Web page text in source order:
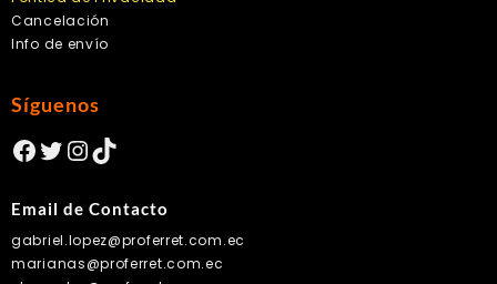
Cancelación
Info de envío
Síguenos
Facebook
Twitter
Instagram
TikTok
Email de Contacto
gabriel.lopez@proferret.com.ec
marianas@proferret.com.ec